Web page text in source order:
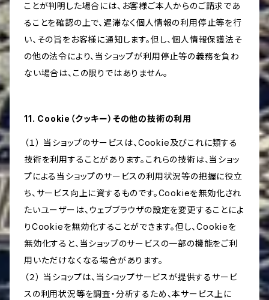
ことが判明した場合には、お客様ご本人からのご請求であ
ることを確認の上で、遅滞なく個人情報の利用停止等を行
い、その旨をお客様に通知します。但し、個人情報保護法そ
の他の法令により、当ショップが利用停止等の義務を負わ
ない場合は、この限りではありません。
11. Cookie（クッキー）その他の技術の利用
（１） 当ショップのサービスは、Cookie及びこれに類する
技術を利用することがあります。これらの技術は、当ショッ
プによる当ショップのサービスの利用状況等の把握に役立
ち、サービス向上に資するものです。Cookieを無効化され
たいユーザーは、ウェブブラウザの設定を変更することによ
りCookieを無効化することができます。但し、Cookieを
無効化すると、当ショップのサービスの一部の機能をご利
用いただけなくなる場合があります。
（２） 当ショップは、当ショップサービスが提供するサービ
スの利用状況等を調査・分析するため、本サービス上に